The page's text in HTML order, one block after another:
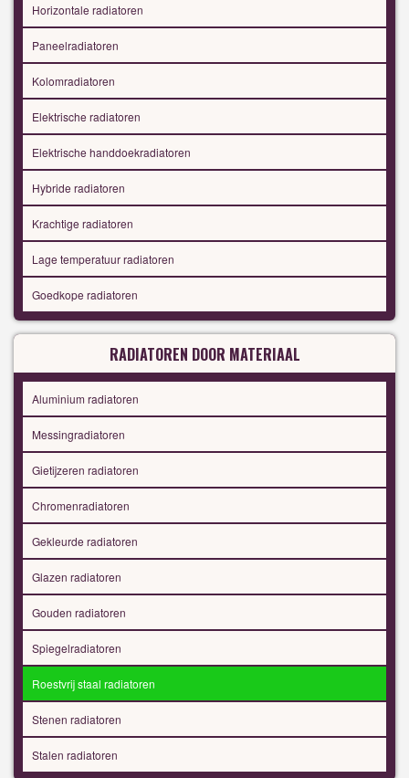
Horizontale radiatoren
Paneelradiatoren
Kolomradiatoren
Elektrische radiatoren
Elektrische handdoekradiatoren
Hybride radiatoren
Krachtige radiatoren
Lage temperatuur radiatoren
Goedkope radiatoren
RADIATOREN DOOR MATERIAAL
Aluminium radiatoren
Messingradiatoren
Gietijzeren radiatoren
Chromenradiatoren
Gekleurde radiatoren
Glazen radiatoren
Gouden radiatoren
Spiegelradiatoren
Roestvrij staal radiatoren
Stenen radiatoren
Stalen radiatoren